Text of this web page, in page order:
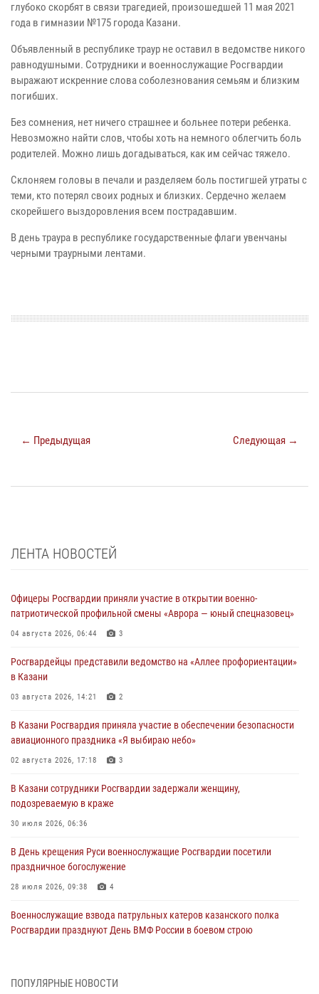
глубоко скорбят в связи трагедией, произошедшей 11 мая 2021
года в гимназии №175 города Казани.
Объявленный в республике траур не оставил в ведомстве никого
равнодушными. Сотрудники и военнослужащие Росгвардии
выражают искренние слова соболезнования семьям и близким
погибших.
Без сомнения, нет ничего страшнее и больнее потери ребенка.
Невозможно найти слов, чтобы хоть на немного облегчить боль
родителей. Можно лишь догадываться, как им сейчас тяжело.
Склоняем головы в печали и разделяем боль постигшей утраты с
теми, кто потерял своих родных и близких. Сердечно желаем
скорейшего выздоровления всем пострадавшим.
В день траура в республике государственные флаги увенчаны
черными траурными лентами.
← Предыдущая Следующая →
ЛЕНТА НОВОСТЕЙ
Офицеры Росгвардии приняли участие в открытии военно-
патриотической профильной смены «Аврора — юный спецназовец»
04 августа 2026, 06:44 3
Росгвардейцы представили ведомство на «Аллее профориентации»
в Казани
03 августа 2026, 14:21 2
В Казани Росгвардия приняла участие в обеспечении безопасности
авиационного праздника «Я выбираю небо»
02 августа 2026, 17:18 3
В Казани сотрудники Росгвардии задержали женщину,
подозреваемую в краже
30 июля 2026, 06:36
В День крещения Руси военнослужащие Росгвардии посетили
праздничное богослужение
28 июля 2026, 09:38 4
Военнослужащие взвода патрульных катеров казанского полка
Росгвардии празднуют День ВМФ России в боевом строю
Татарстанские росгвардейцы завоевали «бронзу» в окружном этапе
ПОПУЛЯРНЫЕ НОВОСТИ